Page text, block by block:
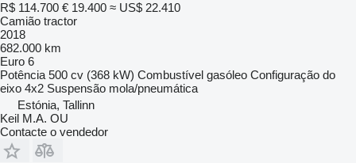
R$ 114.700 € 19.400 ≈ US$ 22.410
Camião tractor
2018
682.000 km
Euro 6
Potência 500 cv (368 kW) Combustível gasóleo Configuração do
eixo 4x2 Suspensão mola/pneumática
Estónia, Tallinn
Keil M.A. OU
Contacte o vendedor